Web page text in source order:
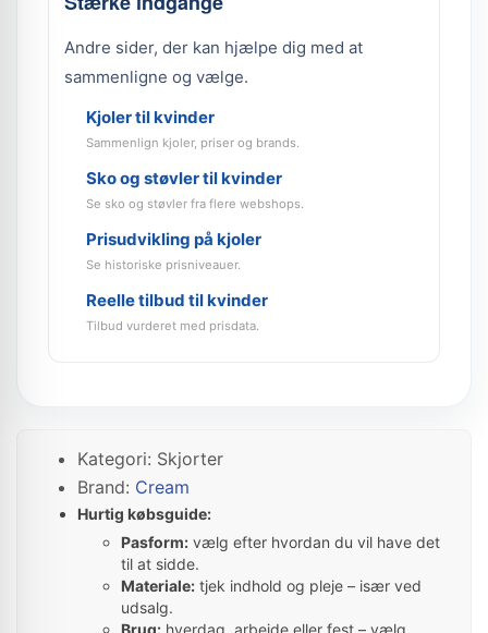
Andre sider, der kan hjælpe dig med at
sammenligne og vælge.
Kjoler til kvinder
Sammenlign kjoler, priser og brands.
Sko og støvler til kvinder
Se sko og støvler fra flere webshops.
Prisudvikling på kjoler
Se historiske prisniveauer.
Reelle tilbud til kvinder
Tilbud vurderet med prisdata.
Kategori: Skjorter
Brand: Cream
Hurtig købsguide:
Pasform: vælg efter hvordan du vil have det
til at sidde.
Materiale: tjek indhold og pleje – især ved
udsalg.
Brug: hverdag, arbejde eller fest – vælg